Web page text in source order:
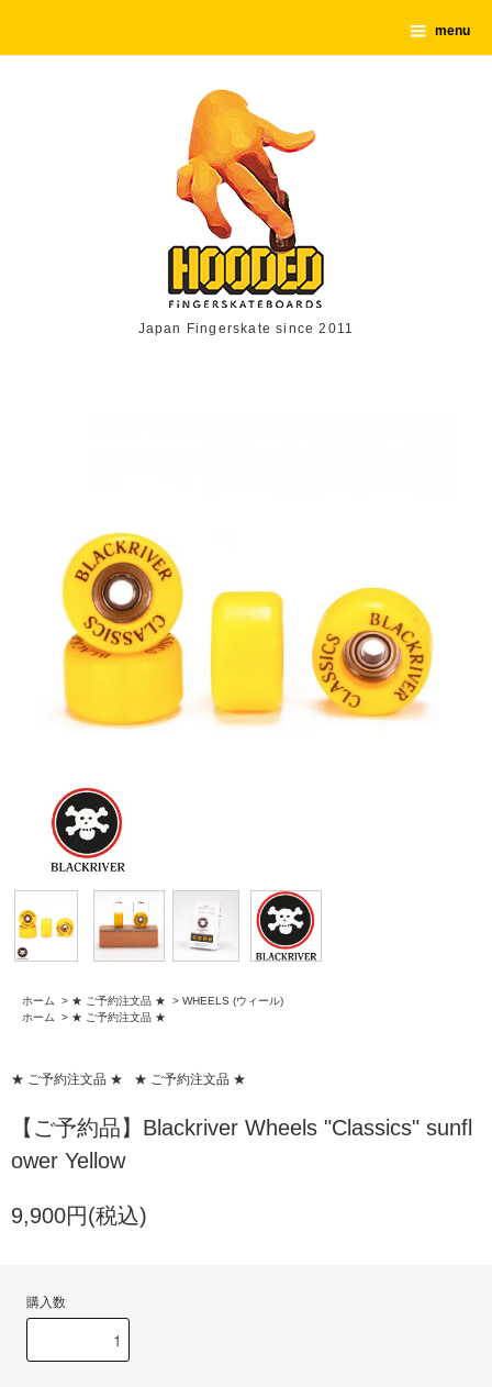
menu
Japan Fingerskate since 2011
ホーム > ★ ご予約注文品 ★ > WHEELS (ウィール)
ホーム
> ★ ご予約注文品 ★
★ ご予約注文品 ★ ★ ご予約注文品 ★
【ご予約品】Blackriver Wheels "Classics" sunfl
ower Yellow
9,900円(税込)
購入数